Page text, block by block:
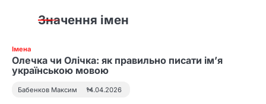
Що означає збирати яйця уві
3
До чого сниться син
Значення імен
Імена
Олечка чи Олічка: як правильно писати ім’я
українською мовою
Бабенков Максим 14.04.2026